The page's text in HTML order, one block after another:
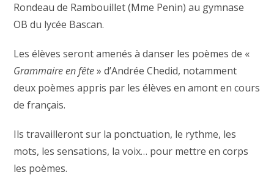
Rondeau de Rambouillet (Mme Penin) au gymnase
OB du lycée Bascan.
Les élèves seront amenés à danser les poèmes de «
Grammaire en fête» d’Andrée Chedid, notamment
deux poèmes appris par les élèves en amont en cours
de français.
Ils travailleront sur la ponctuation, le rythme, les
mots, les sensations, la voix… pour mettre en corps
les poèmes.